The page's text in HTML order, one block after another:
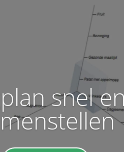
snel